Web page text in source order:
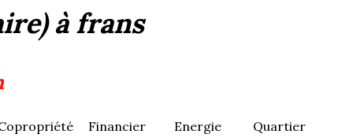
à frans
Financier Energie Quartier